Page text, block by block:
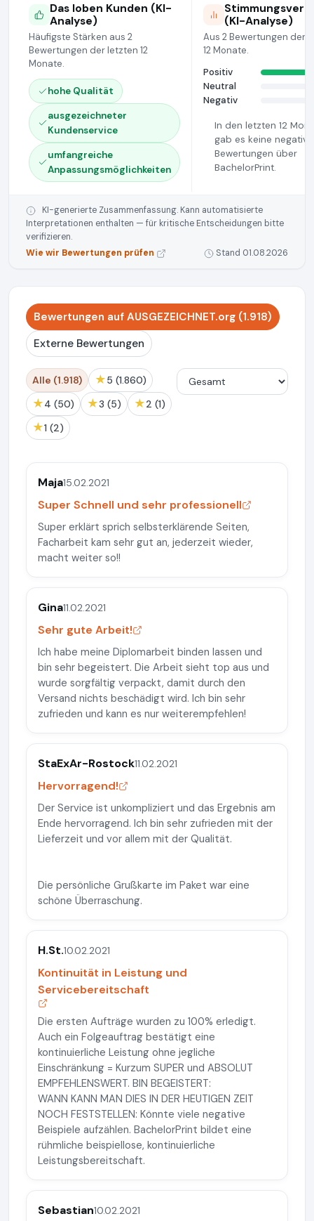
Das loben Kunden (KI-
Analyse)
Häufigste Stärken aus 2
Bewertungen der letzten 12
Monate.
hohe Qualität
ausgezeichneter
Kundenservice
umfangreiche
Anpassungsmöglichkeiten
(KI-Analyse)
Aus 2 Bewertungen der
12 Monate.
Positiv
Neutral
Negativ
In den letzten 12
gab es keine
Bewertungen über
BachelorPrint.
KI-generierte Zusammenfassung. Kann automatisierte
Interpretationen enthalten — für kritische Entscheidungen bitte
verifizieren.
Wie wir Bewertungen prüfen
Stand 01.08.2026
Bewertungen auf AUSGEZEICHNET.org (1.918)
Externe Bewertungen
Alle (1.918) ★ 5 (1.860)
★ 4 (50) ★ 3 (5) ★ 2 (1)
★ 1 (2)
Maja15.02.2021
Super Schnell und sehr professionell
Super erklärt sprich selbsterklärende Seiten,
Facharbeit kam sehr gut an, jederzeit wieder,
macht weiter so!!
Gina11.02.2021
Sehr gute Arbeit!
Ich habe meine Diplomarbeit binden lassen und
bin sehr begeistert. Die Arbeit sieht top aus und
wurde sorgfältig verpackt, damit durch den
Versand nichts beschädigt wird. Ich bin sehr
zufrieden und kann es nur weiterempfehlen!
StaExAr-Rostock11.02.2021
Hervorragend!
Der Service ist unkompliziert und das Ergebnis am
Ende hervorragend. Ich bin sehr zufrieden mit der
Lieferzeit und vor allem mit der Qualität.
Die persönliche Grußkarte im Paket war eine
schöne Überraschung.
H.St.10.02.2021
Kontinuität in Leistung und
Servicebereitschaft
Die ersten Aufträge wurden zu 100% erledigt.
Auch ein Folgeauftrag bestätigt eine
kontinuierliche Leistung ohne jegliche
Einschränkung = Kurzum SUPER und ABSOLUT
EMPFEHLENSWERT. BIN BEGEISTERT:
WANN KANN MAN DIES IN DER HEUTIGEN ZEIT
NOCH FESTSTELLEN: Könnte viele negative
Beispiele aufzählen. BachelorPrint bildet eine
rühmliche beispiellose, kontinuierliche
Leistungsbereitschaft.
Sebastian10.02.2021